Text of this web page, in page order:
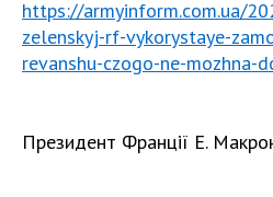
https://armyinform.com.ua/
zelenskyj-rf-vykorystaye-
revanshu-czogo-ne-mozhna-
Президент Франції Е.